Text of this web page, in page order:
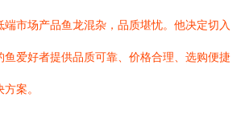
市场产品鱼龙混杂，品质堪忧。他决定切入
鱼爱好者提供品质可靠、价格合理、选购便捷
案。